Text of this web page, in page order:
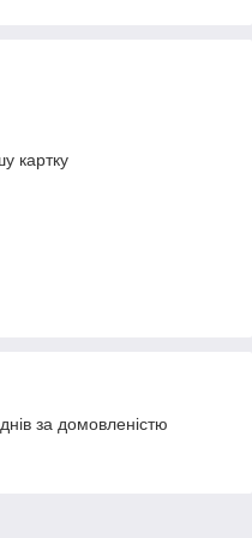
картку
за домовленістю